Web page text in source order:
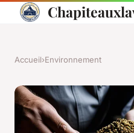
Accueil›Environnement